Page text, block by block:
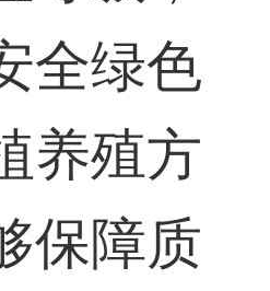
全绿色
养殖方
保障质